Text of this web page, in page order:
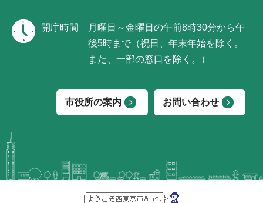
開庁時間
月曜日～金曜日の午前8時30分から午
後5時まで（祝日、年末年始を除く。
また、一部の窓口を除く。）
市役所の案内 お問い合わせ